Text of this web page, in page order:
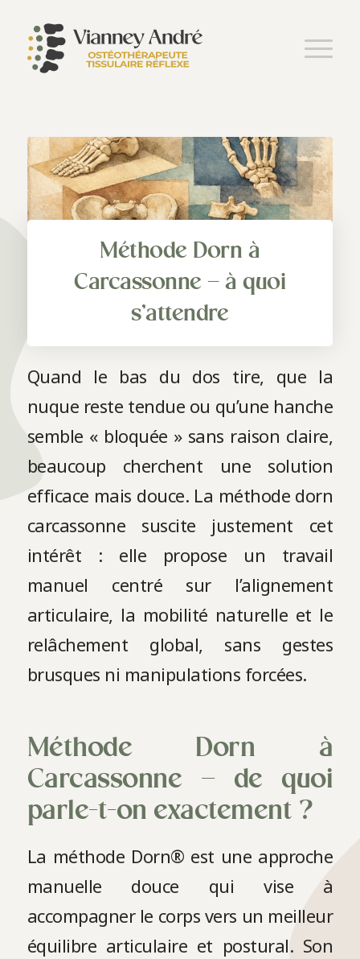
Méthode Dorn à
Carcassonne – à quoi
s’attendre
Quand le bas du dos tire, que la
nuque reste tendue ou qu’une hanche
semble « bloquée » sans raison claire,
beaucoup cherchent une solution
efficace mais douce. La méthode dorn
carcassonne suscite justement cet
intérêt : elle propose un travail
manuel centré sur l’alignement
articulaire, la mobilité naturelle et le
relâchement global, sans gestes
brusques ni manipulations forcées.
Méthode Dorn à
Carcassonne – de quoi
parle-t-on exactement ?
La méthode Dorn® est une approche
manuelle douce qui vise à
accompagner le corps vers un meilleur
équilibre articulaire et postural. Son